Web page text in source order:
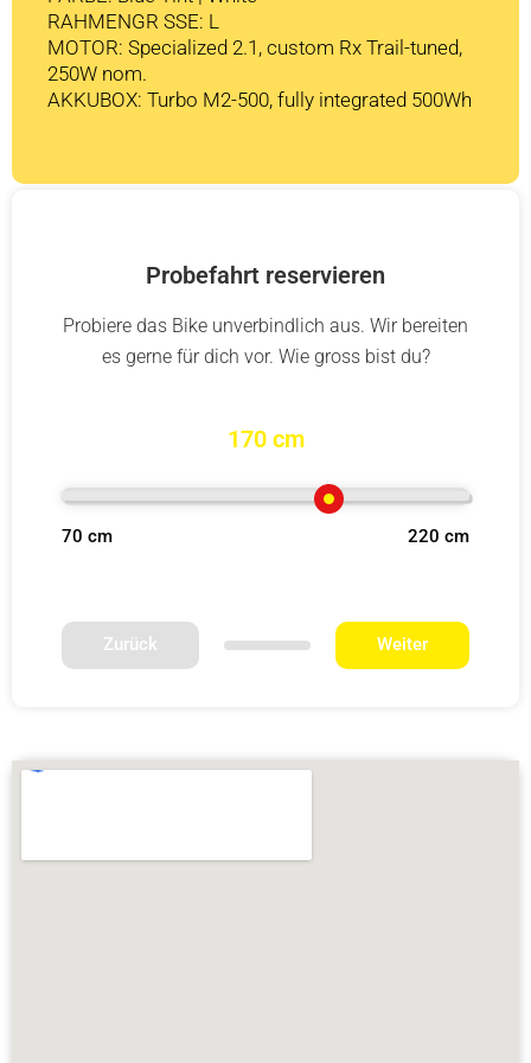
RAHMENGR SSE: L
MOTOR: Specialized 2.1, custom Rx Trail-tuned,
250W nom.
AKKUBOX: Turbo M2-500, fully integrated 500Wh
Probefahrt reservieren
Probiere das Bike unverbindlich aus. Wir bereiten
es gerne für dich vor. Wie gross bist du?
170 cm
70 cm 220 cm
Zurück Weiter